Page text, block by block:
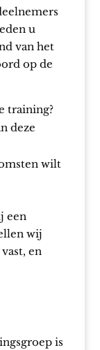
u
van het
op de
training?
deze
wilt
een
wij
en
is